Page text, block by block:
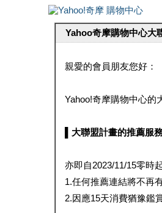
Yahoo奇摩購物中心大
親愛的會員朋友您好：
Yahoo!奇摩購物中心的
▌大聯盟計畫的推薦服
亦即自2023/11/15零時
1.任何推薦連結將不再
2.因應15天消費猶豫鑑